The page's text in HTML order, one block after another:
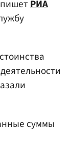
РИА
суммы